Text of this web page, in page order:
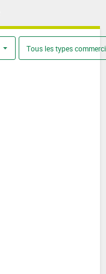
Tous les types